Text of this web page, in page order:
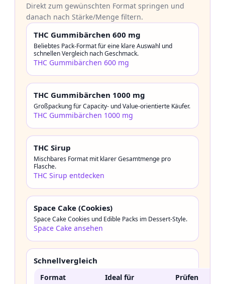
Direkt zum gewünschten Format springen und
danach nach Stärke/Menge filtern.
THC Gummibärchen 600 mg
Beliebtes Pack-Format für eine klare Auswahl und
schnellen Vergleich nach Geschmack.
THC Gummibärchen 600 mg
THC Gummibärchen 1000 mg
Großpackung für Capacity- und Value-orientierte Käufer.
THC Gummibärchen 1000 mg
THC Sirup
Mischbares Format mit klarer Gesamtmenge pro
Flasche.
THC Sirup entdecken
Space Cake (Cookies)
Space Cake Cookies und Edible Packs im Dessert-Style.
Space Cake ansehen
Schnellvergleich
Format Ideal für
Prüfen